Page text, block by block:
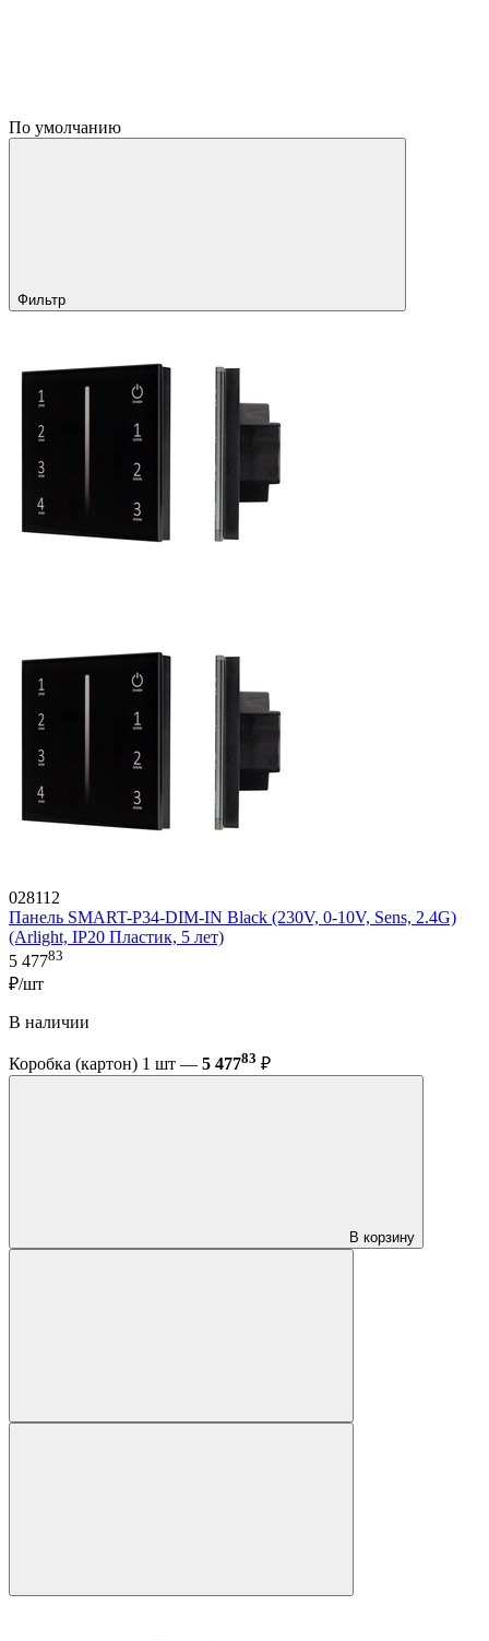
По умолчанию
Фильтр
028112
Панель SMART-P34-DIM-IN Black (230V, 0-10V, Sens, 2.4G)
(Arlight, IP20 Пластик, 5 лет)
5 47783
₽/шт
В наличии
Коробка (картон) 1 шт — 5 47783 ₽
В корзину